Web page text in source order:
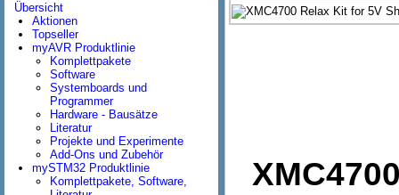
Übersicht
Aktionen
Topseller
myAVR Produktlinie
Komplettpakete
Software
Systemboards und
Programmer
Hardware - Bausätze
Literatur
Projekte und Experimente
Add-Ons und Zubehör
mySTM32 Produktlinie
Komplettpakete, Software,